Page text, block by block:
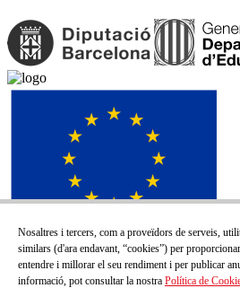
Nosaltres i tercers, com a proveïdors de serveis,
similars (d'ara endavant, “cookies”) per
entendre i millorar el seu rendiment i per publicar
informació, pot consultar la nostra Política de